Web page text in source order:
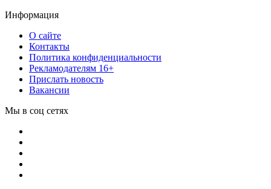
Информация
О сайте
Контакты
Политика конфиденциальности
Рекламодателям 16+
Прислать новость
Вакансии
Мы в соц сетях